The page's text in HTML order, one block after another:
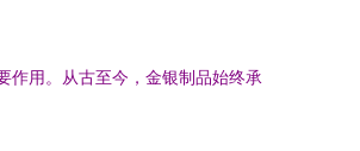
作用。从古至今，金银制品始终承